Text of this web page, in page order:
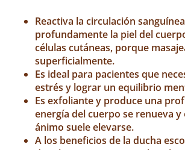
Reactiva la circulación
profundamente la piel del
células cutáneas, porque
superficialmente.
Es ideal para pacientes que
estrés y lograr un equilibrio
Es exfoliante y produce una
energía del cuerpo se renueva y
ánimo suele elevarse.
A los beneficios de la ducha